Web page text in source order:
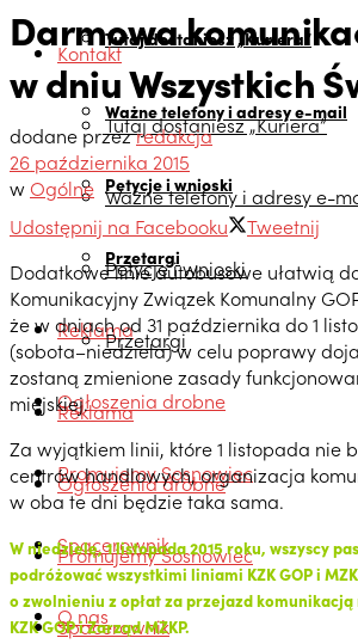
Tutaj dostaniesz „Kuriera”
Ważne telefony i adresy e-mail
Petycje i wnioski
Przetargi
Reklama
Ogłoszenia drobne
Promujemy Sosnowiec
Spacerownik
O nas
Kontakt
Tutaj dostaniesz „Kuriera”
Ważne telefony i adresy e-
Petycje i wnioski
Przetargi
Reklama
Ogłoszenia drobne
Promujemy Sosnowiec
Spacerownik
Darmowa
w dniu Wszystkich
dodane przezredakcja
26 października 2015
wOgólne
Udostępnij na Facebooku
Tweetnij
Dodatkowe linie autobusowe ułatwią
Komunikacyjny Związek Komunalny
że w dniach od 31 października do 1
(sobota–niedziela) w celu poprawy
zostaną zmienione zasady
miejskiej.
Za wyjątkiem linii, które 1 listopada nie
centrów handlowych, organizacja
w oba te dni będzie taka sama.
W niedzielę, 1 listopada 2015 roku, wszyscy
podróżować wszystkimi liniami KZK GOP i
o zwolnieniu z opłat za przejazd
KZK GOP i Zarząd MZKP.